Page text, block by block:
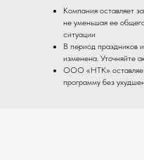
Компания оставляет
не уменьшая ее
ситуации
В период праздников
изменена. Уточняйте
ООО «НТК» оставляет
программу без